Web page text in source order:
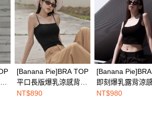
先徵得法定代理人或監護人之同意方可使用
未經同意申辦者引起之損失，本公司不負相關責
付」時，將依據個別帳號之用戶狀況，依本公司即
度；若仍有額度不足之情形，本公司將視審查結果
號或使用他人資訊註冊。若發現惡意使用之情形，
有權停止該用戶之使用額度並採取法律行動。
查看運費
[Banana Pie]BRA TOP
平口長版爆乳涼感背
心-蘇拉熱黑
NT$890
[Banana
即刻爆乳露背涼
黑影
NT$980